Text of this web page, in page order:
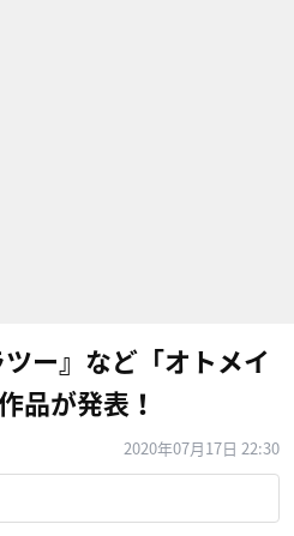
ツー』など「オトメイ
品が発表！
2020年07月17日 22:30